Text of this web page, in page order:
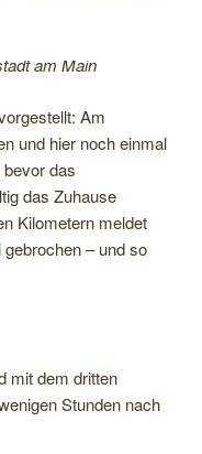
am Main
Am
und hier noch einmal
das
das Zuhause
Kilometern meldet
– und so
mit dem dritten
Stunden nach